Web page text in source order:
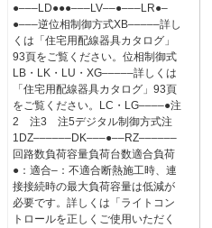
●‒‒‒LD●●●‒‒‒LV‒‒●‒‒‒LR●‒
●‒‒‒逆位相制御方式XB‒‒‒‒‒詳し
くは「住宅用配線器具カタログ」
93頁をご覧ください。位相制御式
LB・LK・LU・XG‒‒‒‒‒詳しくは
「住宅用配線器具カタログ」93頁
をご覧ください。LC・LG‒‒‒‒●注
2 注3 注5デジタル制御方式注
1DZ‒‒‒‒‒‒DK‒‒‒●‒‒RZ‒‒‒‒‒‒
回路数負荷容量負荷台数適合負荷
●：適合‒：不適合断熱施工時、連
接接続時の最大負荷容量は低減が
必要です。詳しくは「ライトコン
トロールを正しくご使用いただく